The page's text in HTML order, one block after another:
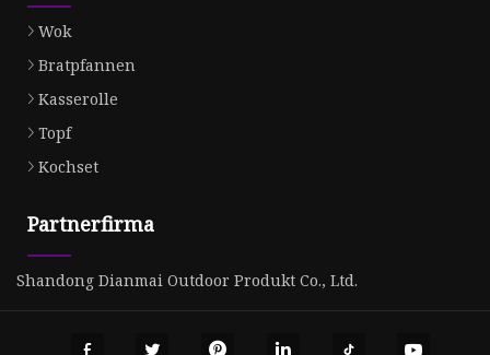
Wok
Bratpfannen
Kasserolle
Topf
Kochset
Partnerfirma
Shandong Dianmai Outdoor Produkt Co., Ltd.